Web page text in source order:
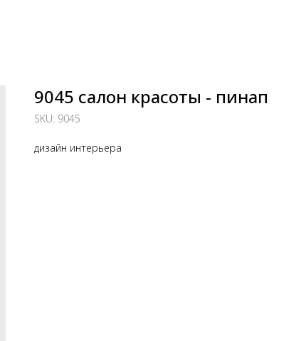
9045 салон красоты - пинап
SKU: 9045
дизайн интерьера